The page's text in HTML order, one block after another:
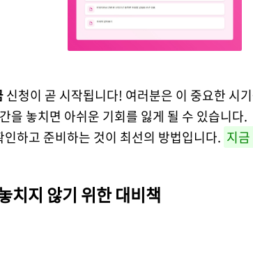
신청이 곧 시작됩니다! 여러분은 이 중요한 시
을 놓치면 아쉬운 기회를 잃게 될 수 있습니다.
하고 준비하는 것이 최선의 방법입니다. 지
치지 않기 위한 대비책